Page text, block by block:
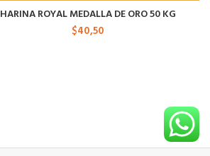
HARINA ROYAL MEDALLA DE ORO 50 KG
$40,50